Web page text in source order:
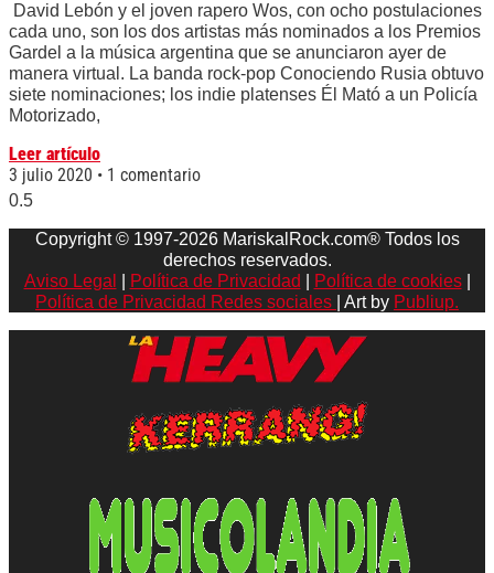
David Lebón y el joven rapero Wos, con ocho postulaciones
cada uno, son los dos artistas más nominados a los Premios
Gardel a la música argentina que se anunciaron ayer de
manera virtual. La banda rock-pop Conociendo Rusia obtuvo
siete nominaciones; los indie platenses Él Mató a un Policía
Motorizado,
Leer artículo
3 julio 2020
1 comentario
Copyright © 1997-2026 MariskalRock.com® Todos los
derechos reservados.
Aviso Legal
Política de Privacidad Política de cookies|
Política de Privacidad Redes sociales
| Art by Publiup.